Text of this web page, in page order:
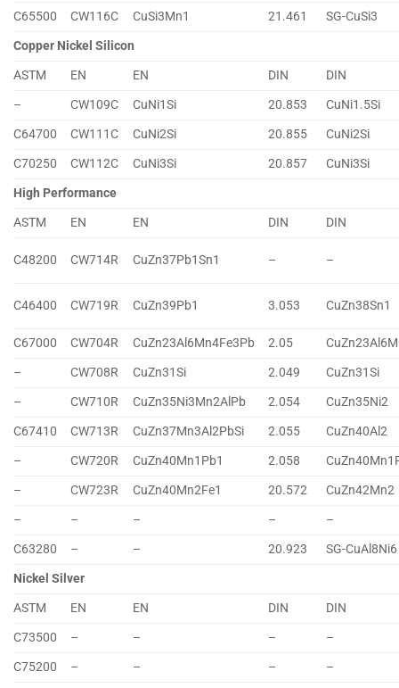
C65500
CW116C CuSi3Mn1 21.461
SG-CuSi3
Copper Nickel Silicon
ASTM
EN EN DIN
DIN
–
CW109C CuNi1Si 20.853
CuNi1.5Si
C64700
CW111C CuNi2Si 20.855
CuNi2Si
C70250
CW112C CuNi3Si 20.857
CuNi3Si
High Performance
ASTM
EN EN DIN DIN
C48200 CW714R CuZn37Pb1Sn1 – –
C46400 CW719R CuZn39Pb1 3.053 CuZn38Sn1
C67000 CW704R CuZn23Al6Mn4Fe3Pb 2.05
–
CW708R CuZn31Si 2.049
CuZn31Si
–
CW710R CuZn35Ni3Mn2AlPb 2.054
CuZn35Ni2
C67410
CW713R CuZn37Mn3Al2PbSi 2.055
CuZn40Al2
–
CW720R CuZn40Mn1Pb1 2.058
–
CW723R CuZn40Mn2Fe1 20.572
CuZn42Mn2
–
– – –
–
C63280
– – 20.923
SG-CuAl8Ni6
Nickel Silver
ASTM
EN EN DIN
DIN
C73500
– – –
–
C75200
– – –
–